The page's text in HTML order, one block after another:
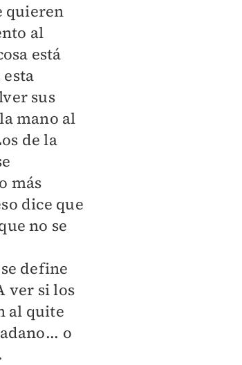
quieren
al
está
sus
mano al
de la
más
dice que
no se
define
ver si los
al quite
o